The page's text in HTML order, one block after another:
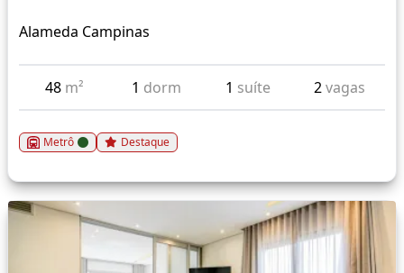
Alameda Campinas
48 m² 1 dorm 1 suíte 2vagas
Metrô Destaque